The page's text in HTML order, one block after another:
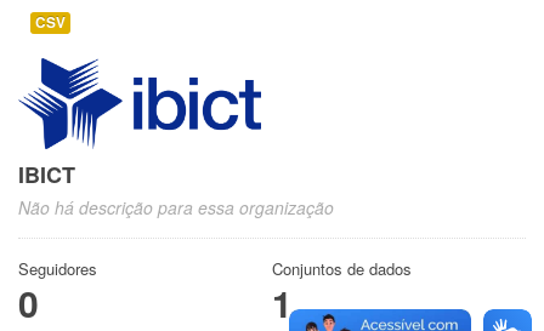
CSV
IBICT
Não há descrição para essa organização
Seguidores
0
Conjuntos de dados
1